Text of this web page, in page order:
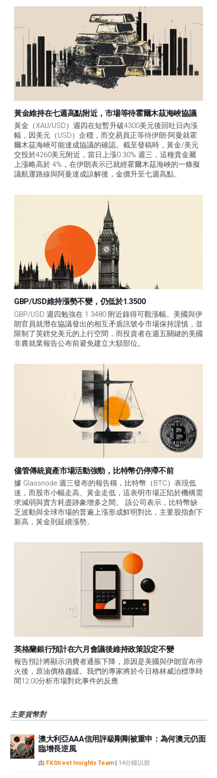
黃金維持在七週高點附近，市場等待霍爾木茲海峽協議
黃金（XAU/USD）週四在短暫升破4300美元後回吐日內漲
幅，因美元（USD）企穩，而交易員正等待伊朗-阿曼就霍
爾木茲海峽可能達成協議的確認。截至發稿時，黃金/美元
交投於4260美元附近，當日上漲0.30% 週三，這種貴金屬
上漲略高於 4%，在伊朗表示已就經霍爾木茲海峽的一條擬
議航運路線與阿曼達成諒解後，金價升至七週高點。
GBP/USD維持漲勢不變，仍低於1.3500
GBP/USD 週四勉強在 1.3480 附近錄得可觀漲幅。美國與伊
朗官員就潛在協議發出的相互矛盾訊號令市場保持謹慎，並
限制了英鎊兌美元的上行空間，而投資者在週五關鍵的美國
非農就業報告公布前避免建立大額部位。
儘管傳統資產市場活動強勁，比特幣仍停滯不前
據 Glassnode 週三發布的報告稱，比特幣（BTC）表現低
迷，而股市小幅走高、黃金走低，這表明市場正陷於機構需
求減弱與賣方耗盡跡象增多之間。 該公司表示，比特幣缺
乏波動與全球市場的普遍上漲形成鮮明對比，主要股指創下
新高，黃金則延續漲勢。
英格蘭銀行預計在六月會議後維持政策設定不變
報告預計將顯示消費者通脹下降，原因是美國與伊朗宣布停
火後，原油價格趨緩。我們的專家將於今日格林威治標準時
間12:00分析市場對此事件的反應
主要貨幣對
澳大利亞AAA信用評級剛剛被重申：為何澳元仍面
臨增長逆風
由 FXStreet Insights Team | 14分鐘以前